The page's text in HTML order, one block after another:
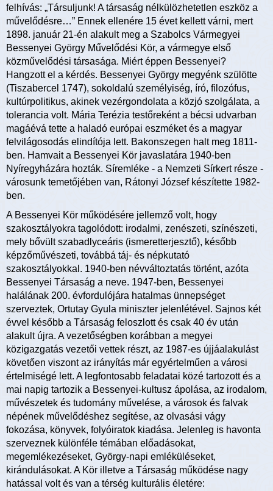
felhívás: „Társuljunk! A társaság nélkülözhetetlen eszköz a
művelődésre…” Ennek ellenére 15 évet kellett várni, mert
1898. január 21-én alakult meg a Szabolcs Vármegyei
Bessenyei György Művelődési Kör, a vármegye első
közművelődési társasága. Miért éppen Bessenyei?
Hangzott el a kérdés. Bessenyei György megyénk szülötte
(Tiszabercel 1747), sokoldalú személyiség, író, filozófus,
kultúrpolitikus, akinek vezérgondolata a közjó szolgálata, a
tolerancia volt. Mária Terézia testőreként a bécsi udvarban
magáévá tette a haladó európai eszméket és a magyar
felvilágosodás elindítója lett. Bakonszegen halt meg 1811-
ben. Hamvait a Bessenyei Kör javaslatára 1940-ben
Nyíregyházára hozták. Síremléke - a Nemzeti Sírkert része -
városunk temetőjében van, Rátonyi József készítette 1982-
ben.
A Bessenyei Kör működésére jellemző volt, hogy
szakosztályokra tagolódott: irodalmi, zenészeti, színészeti,
mely bővült szabadlyceáris (ismeretterjesztő), később
képzőművészeti, továbbá táj- és népkutató
szakosztályokkal. 1940-ben névváltoztatás történt, azóta
Bessenyei Társaság a neve. 1947-ben, Bessenyei
halálának 200. évfordulójára hatalmas ünnepséget
szerveztek, Ortutay Gyula miniszter jelenlétével. Sajnos két
évvel később a Társaság feloszlott és csak 40 év után
alakult újra. A vezetőségben korábban a megyei
közigazgatás vezetői vettek részt, az 1987-es újjáalakulást
követően viszont az irányítás már egyértelműen a városi
értelmiségé lett. A legfontosabb feladatai közé tartozott és a
mai napig tartozik a Bessenyei-kultusz ápolása, az irodalom,
művészetek és tudomány művelése, a városok és falvak
népének művelődéshez segítése, az olvasási vágy
fokozása, könyvek, folyóiratok kiadása. Jelenleg is havonta
szerveznek különféle témában előadásokat,
megemlékezéseket, György-napi emléküléseket,
kirándulásokat. A Kör illetve a Társaság működése nagy
hatással volt és van a térség kulturális életére: